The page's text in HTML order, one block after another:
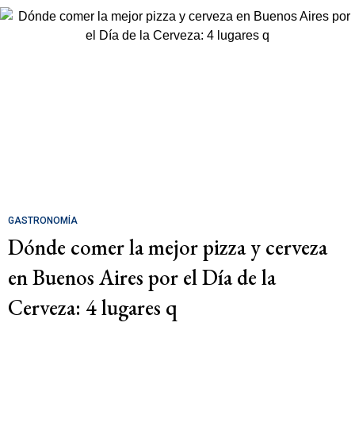
GASTRONOMÍA
Dónde comer la mejor pizza y cerveza
en Buenos Aires por el Día de la
Cerveza: 4 lugares q